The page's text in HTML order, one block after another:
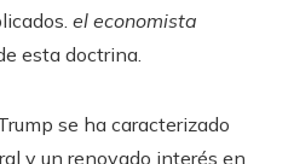
el economista
esta doctrina.
se ha caracterizado
y un renovado interés en